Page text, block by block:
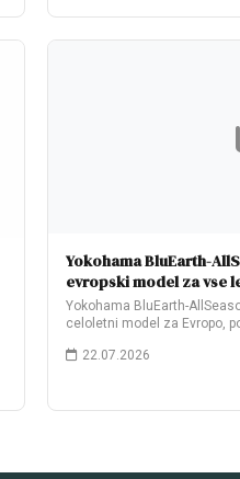
Yokohama BluEarth-
evropski model za vse
Yokohama BluEarth-
celoletni model za Evropo,
22.07.2026